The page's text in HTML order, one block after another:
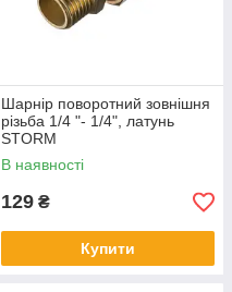
Шарнір поворотний зовнішня
різьба 1/4 "- 1/4", латунь
STORM
В наявності
129 ₴
Купити